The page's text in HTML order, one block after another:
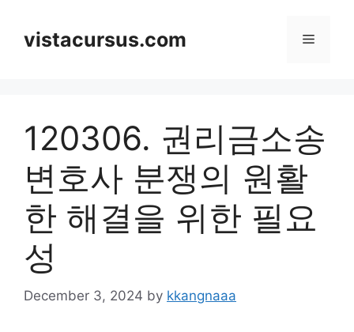
contentvistacursus.com Menu
120306. 권리금소송
변호사 분쟁의 원활
한 해결을 위한 필요
성
December 3, 2024 by kkangnaaa